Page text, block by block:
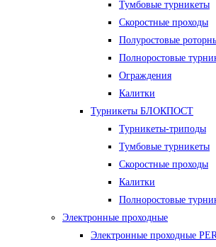
Тумбовые турникеты
Скоростные проходы
Полуростовые
Полноростовые
Ограждения
Калитки
Турникеты БЛОКПОСТ
Турникеты-триподы
Тумбовые турникеты
Скоростные проходы
Калитки
Полноростовые
Электронные проходные
Электронные проходные